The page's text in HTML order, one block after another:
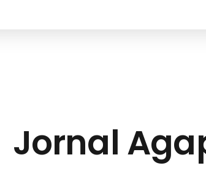
Jornal